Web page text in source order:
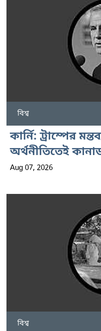
বিশ্ব
কার্নি: ট্রাম্পের
অর্থনীতিতেই
Aug 07, 2026
বিশ্ব